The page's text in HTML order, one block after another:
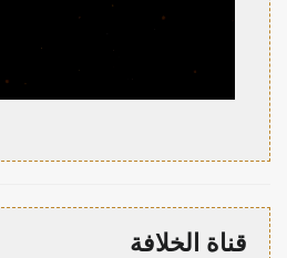
قناة الخلافة